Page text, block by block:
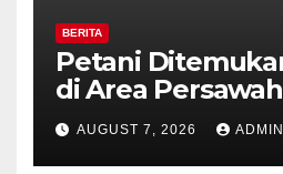
BERITA
Petani
di Area
Polisi Pastikan
Tanda Kekerasan
AUGUST 7, 2026 ADMIN